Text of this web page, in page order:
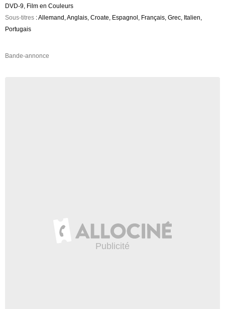
DVD-9, Film en Couleurs
Sous-titres : Allemand, Anglais, Croate, Espagnol, Français, Grec, Italien,
Portugais
Bande-annonce